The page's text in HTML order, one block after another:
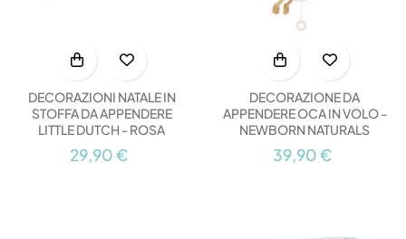
DECORAZIONI NATALE IN
STOFFA DA APPENDERE
LITTLE DUTCH - ROSA
29,90 €
DECORAZIONE DA
APPENDERE OCA IN VOLO -
NEWBORN NATURALS
39,90 €